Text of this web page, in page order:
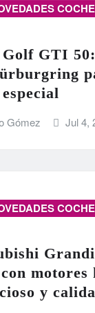
Golf GTI
Gómez Jul 4,
y